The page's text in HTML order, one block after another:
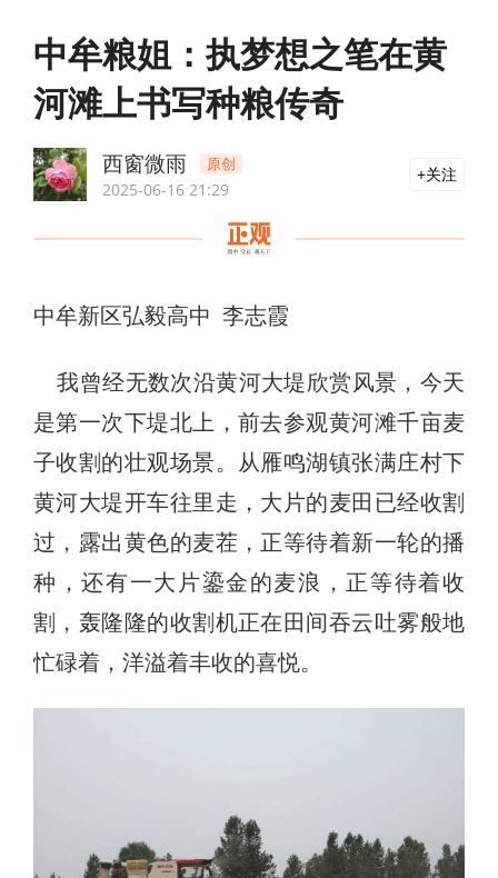
中牟粮姐：执梦想之笔在黄
河滩上书写种粮传奇
西窗微雨 原创
2025-06-16 21:29
关注
中牟新区弘毅高中 李志霞
我曾经无数次沿黄河大堤欣赏风景，今天
是第一次下堤北上，前去参观黄河滩千亩麦
子收割的壮观场景。从雁鸣湖镇张满庄村下
黄河大堤开车往里走，大片的麦田已经收割
过，露出黄色的麦茬，正等待着新一轮的播
种，还有一大片鎏金的麦浪，正等待着收
割，轰隆隆的收割机正在田间吞云吐雾般地
忙碌着，洋溢着丰收的喜悦。